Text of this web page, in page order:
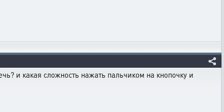
и какая сложность нажать пальчиком на кнопочку и